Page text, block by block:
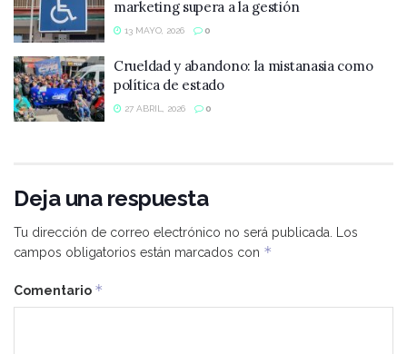
marketing supera a la gestión
13 MAYO, 2026 0
Crueldad y abandono: la mistanasia como
política de estado
27 ABRIL, 2026 0
Deja una respuesta
Tu dirección de correo electrónico no será publicada.
Los
campos obligatorios están marcados con *
Comentario *